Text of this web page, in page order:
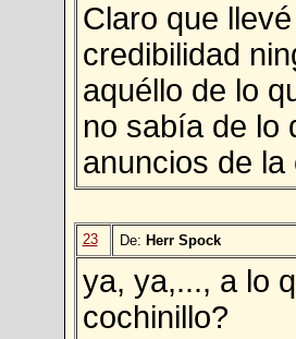
Claro que
credibilidad
aquéllo de lo
no sabía de lo
anuncios de
23 De: Herr Spock
ya, ya,..., a lo
cochinillo?